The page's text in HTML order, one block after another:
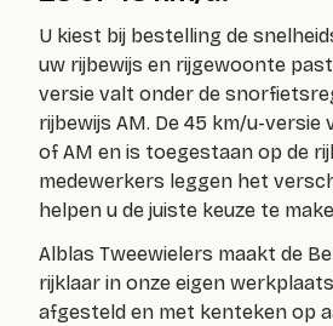
U kiest bij bestelling de
uw rijbewijs en rijgewoonte
versie valt onder de
rijbewijs AM. De 45 km/u-versie
of AM en is toegestaan op de
medewerkers leggen het
helpen u de juiste keuze te
Alblas Tweewielers maakt de
rijklaar in onze eigen
afgesteld en met kenteken op